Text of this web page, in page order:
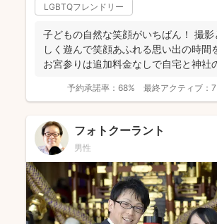
LGBTQフレンドリー
子どもの自然な笑顔がいちばん！ 撮影
しく遊んで笑顔あふれる思い出の時間
お宮参りは追加料金なしで自宅と神社
予約承諾率： 68% 最終アクティブ：
フォトクーラント
男性